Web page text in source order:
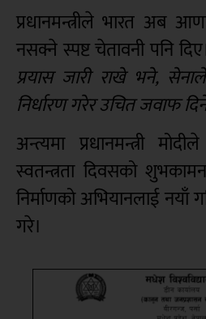
प्रधानमन्त्रीले भारत अब
नसक्ने स्पष्ट चेतावनी पनि दिए।
प्रयास जारी राखे भने,
निर्धारण गरेर उचित जवाफ
अन्त्यमा प्रधानमन्त्री
स्वतन्त्रता दिवसको
निर्माणको अभियानलाई नयाँ
गरे।